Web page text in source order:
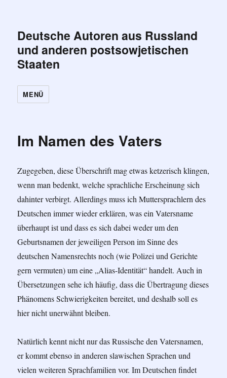
Deutsche Autoren aus Russland
und anderen postsowjetischen
Staaten
MENÜ
Im Namen des Vaters
Zugegeben, diese Überschrift mag etwas ketzerisch klingen,
wenn man bedenkt, welche sprachliche Erscheinung sich
dahinter verbirgt. Allerdings muss ich Muttersprachlern des
Deutschen immer wieder erklären, was ein Vatersname
überhaupt ist und dass es sich dabei weder um den
Geburtsnamen der jeweiligen Person im Sinne des
deutschen Namensrechts noch (wie Polizei und Gerichte
gern vermuten) um eine „Alias-Identität“ handelt. Auch in
Übersetzungen sehe ich häufig, dass die Übertragung dieses
Phänomens Schwierigkeiten bereitet, und deshalb soll es
hier nicht unerwähnt bleiben.
Natürlich kennt nicht nur das Russische den Vatersnamen,
er kommt ebenso in anderen slawischen Sprachen und
vielen weiteren Sprachfamilien vor. Im Deutschen findet